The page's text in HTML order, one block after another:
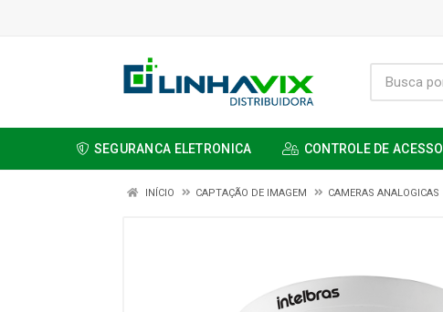
SEGURANCA ELETRONICA CONTROLE DE ACESSO
INÍCIO CAPTAÇÃO DE IMAGEM CAMERAS ANALOGICAS